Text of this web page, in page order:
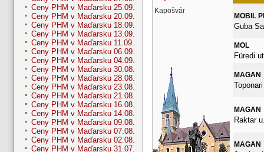
Ceny PHM v Maďarsku 25.09.
Ceny PHM v Maďarsku 20.09.
Ceny PHM v Maďarsku 18.09.
Ceny PHM v Maďarsku 13.09.
Ceny PHM v Maďarsku 11.09.
Ceny PHM v Maďarsku 06.09.
Ceny PHM v Maďarsku 04.09.
Ceny PHM v Maďarsku 30.08.
Ceny PHM v Maďarsku 28.08.
Ceny PHM v Maďarsku 23.08.
Ceny PHM v Maďarsku 21.08.
Ceny PHM v Maďarsku 16.08.
Ceny PHM v Maďarsku 14.08.
Ceny PHM v Maďarsku 09.08.
Ceny PHM v Maďarsku 07.08.
Ceny PHM v Maďarsku 02.08.
Ceny PHM v Maďarsku 31.07.
Kapošvár
MOBIL
Guba
MOL
Füredi
MAGAN
MAGAN
Raktar
MAGAN